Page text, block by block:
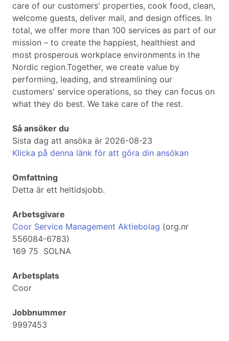
care of our customers' properties, cook food, clean,
welcome guests, deliver mail, and design offices. In
total, we offer more than 100 services as part of our
mission – to create the happiest, healthiest and
most prosperous workplace environments in the
Nordic region.Together, we create value by
performing, leading, and streamlining our
customers' service operations, so they can focus on
what they do best. We take care of the rest.
Så ansöker du
Sista dag att ansöka är 2026-08-23
Klicka på denna länk för att göra din ansökan
Omfattning
Detta är ett heltidsjobb.
Arbetsgivare
Coor Service Management Aktiebolag (org.nr
556084-6783)
169 75 SOLNA
Arbetsplats
Coor
Jobbnummer
9997453